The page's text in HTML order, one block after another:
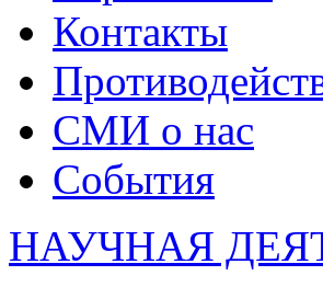
Контакты
СМИ о нас
События
НАУЧНАЯ